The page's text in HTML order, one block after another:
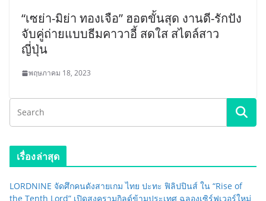
“เซย่า-มิย่า ทองเจือ” ฮอตขั้นสุด งานดี-รักปัง
จับคู่ถ่ายแบบธีมคาวาอี้ สดใส สไตล์สาว
ญี่ปุ่น
พฤษภาคม 18, 2023
เรื่องล่าสุด
LORDNINE จัดศึกคนดังสายเกม ไทย ปะทะ ฟิลิปปินส์ ใน “Rise of
the Tenth Lord” เปิดสงครามกิลด์ข้ามประเทศ ฉลองเซิร์ฟเวอร์ใหม่